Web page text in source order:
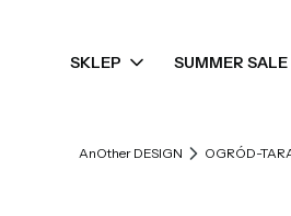
SKLEP SUMMER SALE
AnOther DESIGN OGRÓD-